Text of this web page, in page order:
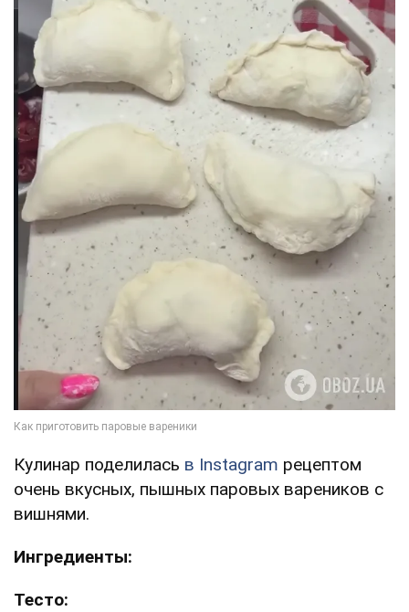
Кулинар поделилась в Instagram рецептом
очень вкусных, пышных паровых вареников с
вишнями.
Ингредиенты:
Тесто: